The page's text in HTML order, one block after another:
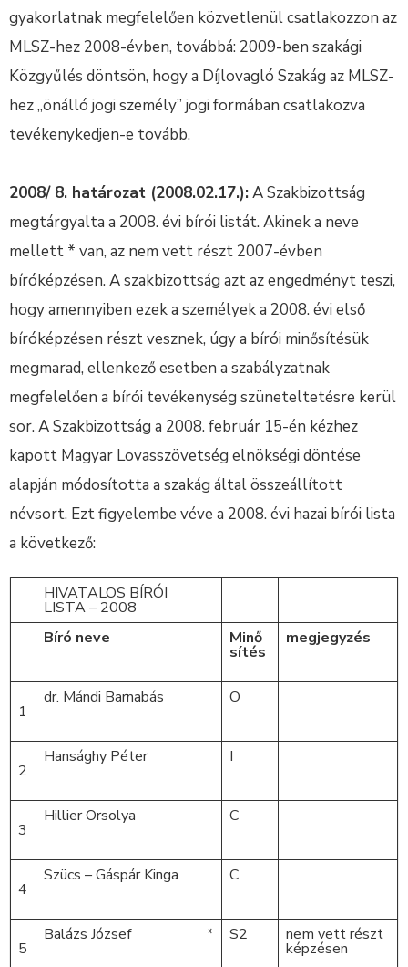
gyakorlatnak megfelelően közvetlenül csatlakozzon az
MLSZ-hez 2008-évben, továbbá: 2009-ben szakági
Közgyűlés döntsön, hogy a Díjlovagló Szakág az MLSZ-
hez „önálló jogi személy” jogi formában csatlakozva
tevékenykedjen-e tovább.
2008/ 8. határozat (2008.02.17.):A Szakbizottság
megtárgyalta a 2008. évi bírói listát. Akinek a neve
mellett * van, az nem vett részt 2007-évben
bíróképzésen. A szakbizottság azt az engedményt teszi,
hogy amennyiben ezek a személyek a 2008. évi első
bíróképzésen részt vesznek, úgy a bírói minősítésük
megmarad, ellenkező esetben a szabályzatnak
megfelelően a bírói tevékenység szüneteltetésre kerül
sor. A Szakbizottság a 2008. február 15-én kézhez
kapott Magyar Lovasszövetség elnökségi döntése
alapján módosította a szakág által összeállított
névsort. Ezt figyelembe véve a 2008. évi hazai bírói lista
a következő:
HIVATALOS BÍRÓI
LISTA – 2008
Bíró neve
Minő
sítés
megjegyzés
1
dr. Mándi Barnabás O
2
Hansághy Péter I
3
Hillier Orsolya C
4
Szücs – Gáspár Kinga C
5
Balázs József * S2 nem vett részt
képzésen